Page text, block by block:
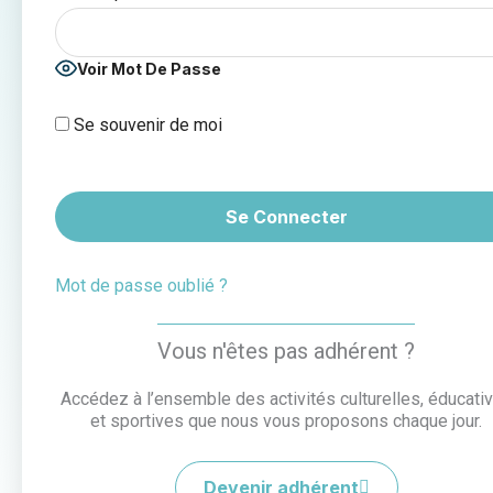
Voir Mot De Passe
Se souvenir de moi
Mot de passe oublié ?
Vous n'êtes pas adhérent ?
Accédez à l’ensemble des activités culturelles,
et sportives que nous vous proposons chaque jour.
Devenir adhérent